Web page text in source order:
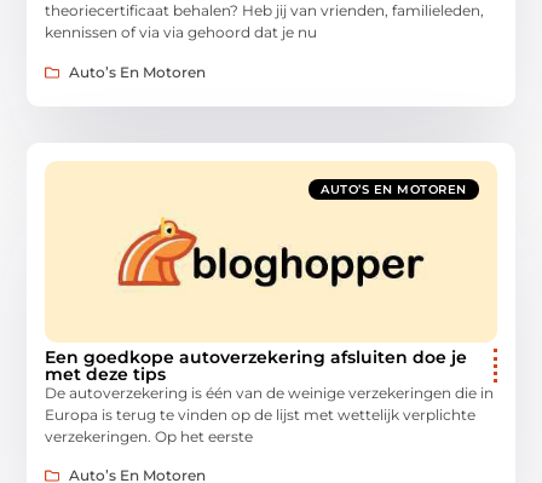
theoriecertificaat behalen? Heb jij van vrienden, familieleden,
kennissen of via via gehoord dat je nu
Auto’s En Motoren
AUTO’S EN MOTOREN
Een goedkope autoverzekering afsluiten doe je
met deze tips
De autoverzekering is één van de weinige verzekeringen die in
Europa is terug te vinden op de lijst met wettelijk verplichte
verzekeringen. Op het eerste
Auto’s En Motoren